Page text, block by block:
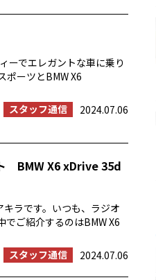
ーでエレガントな車に乗り
ポーツとBMW X6
スタッフ通信
2024.07.06
ト BMW X6 xDrive 35d
ラです。いつも、ラジオ
ご紹介するのはBMW X6
スタッフ通信
2024.07.06